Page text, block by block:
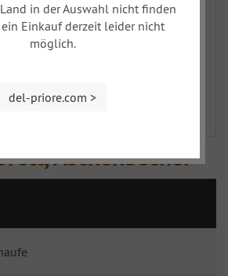
Aschenbecher
in der Auswahl nicht finden
Einkauf derzeit leider nicht
möglich.
del-priore.com >